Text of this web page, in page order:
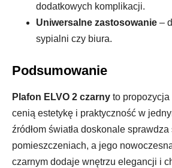
dodatkowych komplikacji.
Uniwersalne zastosowanie –
sypialni czy biura.
Podsumowanie
Plafon ELVO 2 czarny to
cenią estetykę i praktyczność w
źródłom światła doskonale
pomieszczeniach, a jego
czarnym dodaje wnętrzu elegancji i